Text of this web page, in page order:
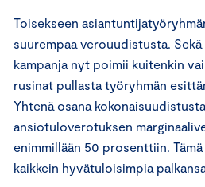
Toisekseen
suurempaa verouudistusta.
kampanja nyt poimii kuitenkin
rusinat pullasta työryhmän
Yhtenä osana
ansiotuloverotuksen
enimmillään 50 prosenttiin.
kaikkein hyvätuloisimpia